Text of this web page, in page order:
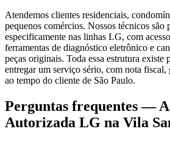
Atendemos clientes residenciais,
pequenos comércios. Nossos técnicos são
especificamente nas linhas LG, com
ferramentas de diagnóstico eletrônico e
peças originais. Toda essa estrutura existe
entregar um serviço sério, com nota fiscal,
ao tempo do cliente de São Paulo.
Perguntas frequentes —
Autorizada LG na Vila